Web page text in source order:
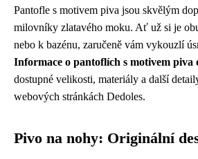
Pantofle s motivem piva jsou skvělým
milovníky zlatavého moku. Ať už si je
nebo k bazénu, zaručeně vám vykouzlí
Informace o pantoflích s motivem piva
dostupné velikosti, materiály a další
webových stránkách Dedoles.
Pivo na nohy: Originální